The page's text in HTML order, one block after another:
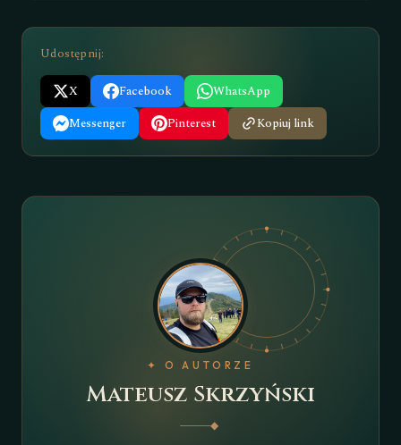
Udostępnij:
X Facebook
WhatsApp
Messenger
Pinterest Kopiuj link
✦ O AUTORZE
Mateusz Skrzyński
◆